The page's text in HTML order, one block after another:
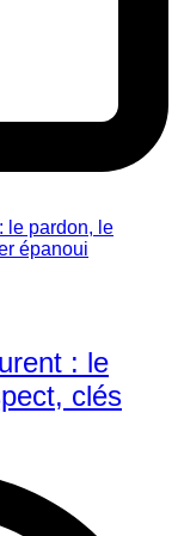
: le
clés